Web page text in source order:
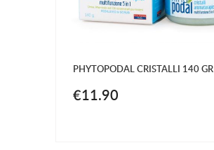
PHYTOPODAL CRISTALLI 140 GR
€11.90